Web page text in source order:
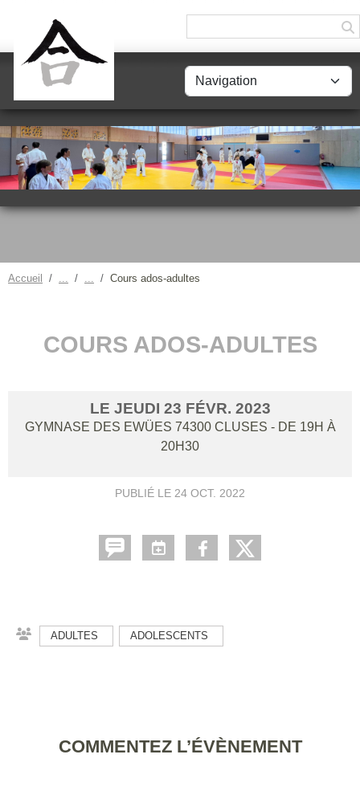
Accueil Cours ados-adultes
COURS ADOS-ADULTES
LE JEUDI 23 FÉVR. 2023
GYMNASE DES EWÜES 74300 CLUSES - DE 19H À
20H30
PUBLIÉ LE 24 OCT. 2022
ADULTES ADOLESCENTS
COMMENTEZ L’ÉVÈNEMENT